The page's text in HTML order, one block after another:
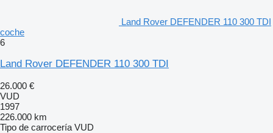
Land Rover DEFENDER 110 300 TDI
coche
6
Land Rover DEFENDER 110 300 TDI
26.000 €
VUD
1997
226.000 km
Tipo de carrocería VUD